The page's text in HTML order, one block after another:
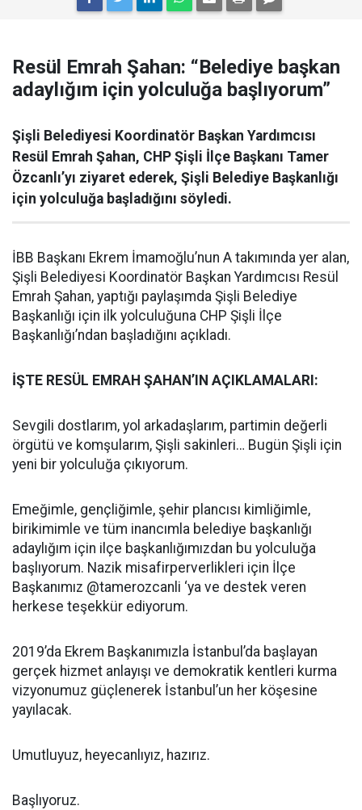
Resül Emrah Şahan: “Belediye başkan
adaylığım için yolculuğa başlıyorum”
Şişli Belediyesi Koordinatör Başkan Yardımcısı
Resül Emrah Şahan, CHP Şişli İlçe Başkanı Tamer
Özcanlı’yı ziyaret ederek, Şişli Belediye Başkanlığı
için yolculuğa başladığını söyledi.
İBB Başkanı Ekrem İmamoğlu’nun A takımında yer alan,
Şişli Belediyesi Koordinatör Başkan Yardımcısı Resül
Emrah Şahan, yaptığı paylaşımda Şişli Belediye
Başkanlığı için ilk yolculuğuna CHP Şişli İlçe
Başkanlığı’ndan başladığını açıkladı.
İŞTE RESÜL EMRAH ŞAHAN’IN AÇIKLAMALARI:
Sevgili dostlarım, yol arkadaşlarım, partimin değerli
örgütü ve komşularım, Şişli sakinleri… Bugün Şişli için
yeni bir yolculuğa çıkıyorum.
Emeğimle, gençliğimle, şehir plancısı kimliğimle,
birikimimle ve tüm inancımla belediye başkanlığı
adaylığım için ilçe başkanlığımızdan bu yolculuğa
başlıyorum. Nazik misafirperverlikleri için İlçe
Başkanımız @tamerozcanli ‘ya ve destek veren
herkese teşekkür ediyorum.
2019’da Ekrem Başkanımızla İstanbul’da başlayan
gerçek hizmet anlayışı ve demokratik kentleri kurma
vizyonumuz güçlenerek İstanbul’un her köşesine
yayılacak.
Umutluyuz, heyecanlıyız, hazırız.
Başlıyoruz.